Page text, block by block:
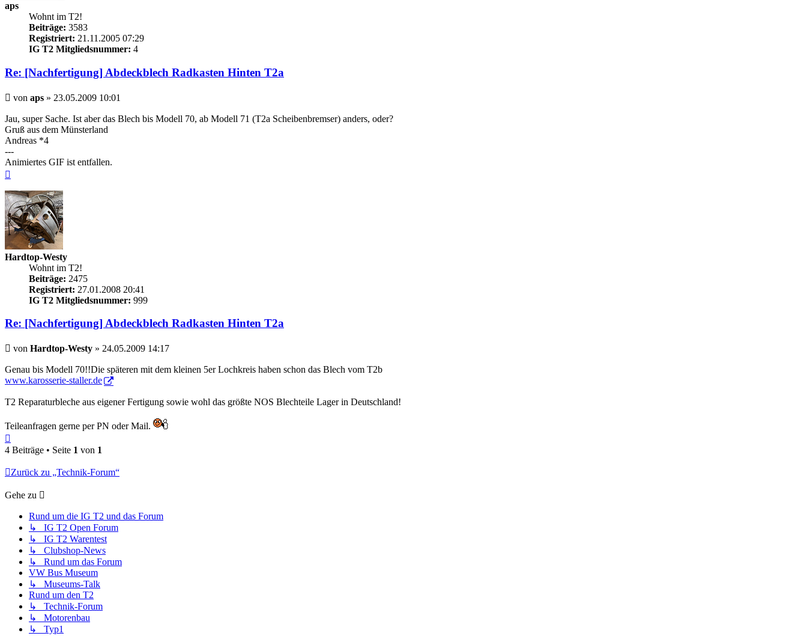
aps
Wohnt im T2!
Beiträge: 3583
Registriert: 21.11.2005 07:29
IG T2 Mitgliedsnummer: 4
Re: [Nachfertigung] Abdeckblech Radkasten Hinten T2a
Beitrag
von aps » 23.05.2009 10:01
Jau, super Sache. Ist aber das Blech bis Modell 70, ab Modell 71 (T2a Scheibenbremser) anders, oder?
Gruß aus dem Münsterland
Andreas *4
---
Animiertes GIF ist entfallen.
Hardtop-Westy
Wohnt im T2!
Beiträge: 2475
Registriert: 27.01.2008 20:41
IG T2 Mitgliedsnummer: 999
Re: [Nachfertigung] Abdeckblech Radkasten Hinten T2a
Beitrag
von Hardtop-Westy » 24.05.2009 14:17
Genau bis Modell 70!!Die späteren mit dem kleinen 5er Lochkreis haben schon das Blech vom T2b
www.karosserie-staller.de
T2 Reparaturbleche aus eigener Fertigung sowie wohl das größte NOS Blechteile Lager in Deutschland!
Teileanfragen gerne per PN oder Mail.
oben
4 Beiträge • Seite 1 von 1
Zurück zu „Technik-Forum“
Gehe zu
Rund um die IG T2 und das Forum
↳ IG T2 Open Forum
↳ IG T2 Warentest
↳ Clubshop-News
↳ Rund um das Forum
VW Bus Museum
↳ Museums-Talk
Rund um den T2
↳ Technik-Forum
↳ Motorenbau
↳ Typ1